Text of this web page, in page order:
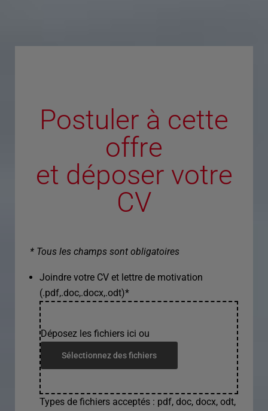
Postuler à cette
offre
et déposer votre
CV
* Tous les champs sont obligatoires
Joindre votre CV et lettre de motivation
(.pdf,.doc,.docx,.odt)*
Déposez les fichiers ici ou
Sélectionnez des fichiers
Types de fichiers acceptés : pdf, doc, docx, odt,